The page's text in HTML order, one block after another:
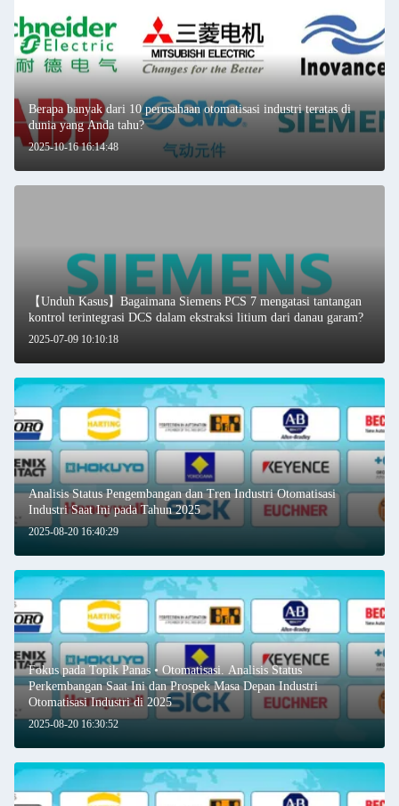
2025-10-16 16:14:48
Berapa banyak dari 10 perusahaan otomatisasi industri teratas di
dunia yang Anda tahu?
2025-07-09 10:10:18
【Unduh Kasus】Bagaimana Siemens PCS 7 mengatasi tantangan
kontrol terintegrasi DCS dalam ekstraksi litium dari danau garam?
2025-08-20 16:40:29
Analisis Status Pengembangan dan Tren Industri Otomatisasi
Industri Saat Ini pada Tahun 2025
2025-08-20 16:30:52
Fokus pada Topik Panas • Otomatisasi. Analisis Status
Perkembangan Saat Ini dan Prospek Masa Depan Industri
Otomatisasi Industri di 2025